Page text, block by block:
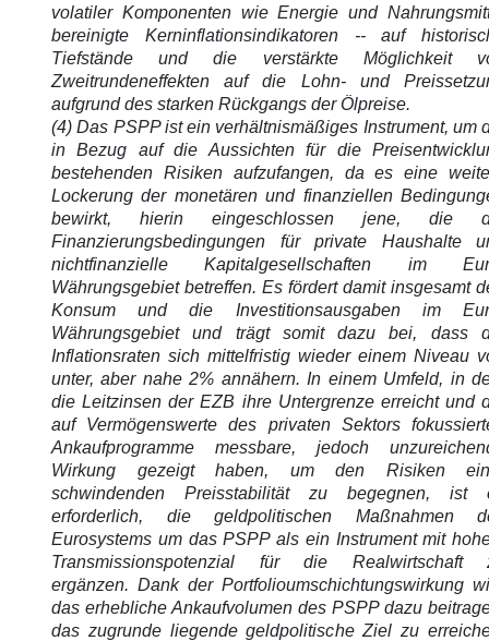
volatiler Komponenten wie Energie und
bereinigte Kerninflationsindikatoren -- auf
Tiefstände und die verstärkte Möglichkeit
Zweitrundeneffekten auf die Lohn- und
aufgrund des starken Rückgangs der Ölpreise.
(4) Das PSPP ist ein verhältnismäßiges Instrument, um
in Bezug auf die Aussichten für die
bestehenden Risiken aufzufangen, da es eine
Lockerung der monetären und finanziellen
bewirkt, hierin eingeschlossen jene, die
Finanzierungsbedingungen für private Haushalte
nichtfinanzielle Kapitalgesellschaften im
Währungsgebiet betreffen. Es fördert damit insgesamt
Konsum und die Investitionsausgaben im
Währungsgebiet und trägt somit dazu bei, dass
Inflationsraten sich mittelfristig wieder einem Niveau
unter, aber nahe 2% annähern. In einem Umfeld, in
die Leitzinsen der EZB ihre Untergrenze erreicht und
auf Vermögenswerte des privaten Sektors
Ankaufprogramme messbare, jedoch
Wirkung gezeigt haben, um den Risiken
schwindenden Preisstabilität zu begegnen, ist
erforderlich, die geldpolitischen Maßnahmen
Eurosystems um das PSPP als ein Instrument mit
Transmissionspotenzial für die Realwirtschaft
ergänzen. Dank der Portfolioumschichtungswirkung
das erhebliche Ankaufvolumen des PSPP dazu
das zugrunde liegende geldpolitische Ziel zu